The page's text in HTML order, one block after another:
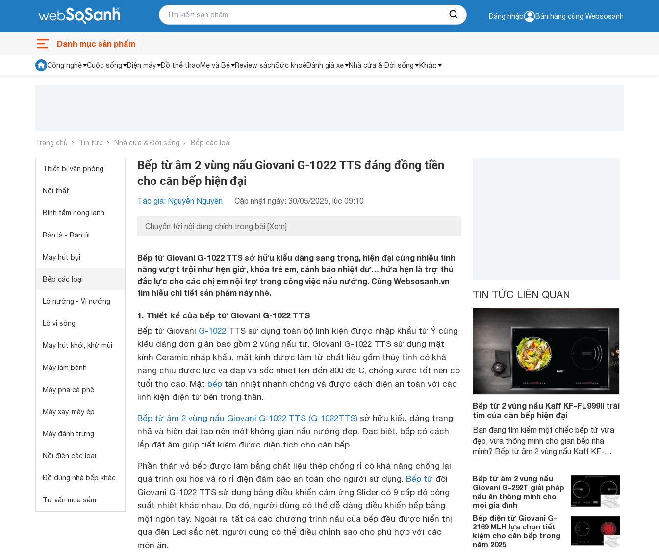
Đăng nhập Bán hàng cùng Websosanh
Danh mục sản phẩm
Công nghệ Cuộc sống Điện máy Đồ thể thaoMẹ và Bé Review sáchSức khoẻĐánh giá xe Nhà cửa & Đời sống Khác
Trang chủ Tin tức Nhà cửa & Đời sống Bếp các loại
Thiết bị văn phòng
Nội thất
Bình tắm nóng lạnh
Bàn là - Bàn ủi
Máy hút bụi
Bếp các loại
Lò nướng - Vỉ nướng
Lò vi sóng
Máy hút khói, khử mùi
Máy làm bánh
Máy pha cà phê
Máy xay, máy ép
Máy đánh trứng
Nồi điện các loại
Đồ dùng nhà bếp khác
Tư vấn mua sắm
Bếp từ âm 2 vùng nấu Giovani G-1022 TTS đáng đồng tiền
cho căn bếp hiện đại
Tác giả: Nguyễn Nguyên Cập nhật ngày: 30/05/2025, lúc 09:10
Chuyển tới nội dung chính trong bài [Xem]
Bếp từ Giovani G-1022 TTS sở hữu kiểu dáng sang trọng, hiện đại cùng nhiều tính
năng vượt trội như hẹn giờ, khóa trẻ em, cảnh báo nhiệt dư… hứa hẹn là trợ thủ
đắc lực cho các chị em nội trợ trong công việc nấu nướng. Cùng Websosanh.vn
tìm hiểu chi tiết sản phẩm này nhé.
1. Thiết kế của bếp từ Giovani G-1022 TTS
Bếp từ Giovani G-1022 TTS sử dụng toàn bộ linh kiện được nhập khẩu từ Ý cùng
kiểu dáng đơn giản bao gồm 2 vùng nấu từ. Giovani G-1022 TTS sử dụng mặt
kính Ceramic nhập khẩu, mặt kính được làm từ chất liệu gốm thủy tinh có khả
năng chịu được lực va đập và sốc nhiệt lên đến 800 độ C, chống xước tốt nên có
tuổi thọ cao. Mặt bếp tản nhiệt nhanh chóng và được cách điện an toàn với các
linh kiện điện tử bên trong thân.
Bếp từ âm 2 vùng nấu Giovani G-1022 TTS (G-1022TTS) sở hữu kiểu dáng trang
nhã và hiện đại tạo nên một không gian nấu nướng đẹp. Đặc biệt, bếp có cách
lắp đặt âm giúp tiết kiệm được diện tích cho căn bếp.
Phần thân vỏ bếp được làm bằng chất liệu thép chống rỉ có khả năng chống lại
quá trình oxi hóa và rò rỉ điện đảm bảo an toàn cho người sử dụng. Bếp từ đôi
Giovani G-1022 TTS sử dụng bảng điều khiển cảm ứng Slider có 9 cấp độ công
suất nhiệt khác nhau. Do đó, người dùng có thể dễ dàng điều khiển bếp bằng
một ngón tay. Ngoài ra, tất cả các chương trình nấu của bếp đều được hiển thị
qua đèn Led sắc nét, người dùng có thể điều chỉnh sao cho phù hợp với các
món ăn.
TIN TỨC LIÊN QUAN
Bếp từ 2 vùng nấu Kaff KF-FL999II trái
tim của căn bếp hiện đại
Bạn đang tìm kiếm một chiếc bếp từ vừa
đẹp, vừa thông minh cho gian bếp nhà
mình? Bếp từ âm 2 vùng nấu Kaff KF-
FL999II với thiết kế chuẩn châu Âu sẽ là
sản phẩm vừa tiết kiệm thời gian vừa nâng
tầm không gian bếp nhà bạn.
Bếp từ âm 2 vùng nấu
Giovani G-292T giải pháp
nấu ăn thông minh cho
mọi gia đình
Bếp điện từ Giovani G-
2169 MLH lựa chọn tiết
kiệm cho căn bếp trong
năm 2025